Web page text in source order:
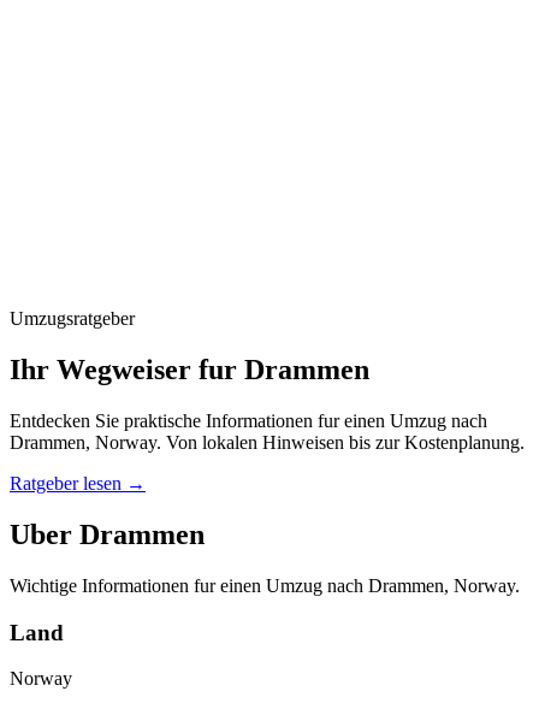
Umzugsratgeber
Ihr Wegweiser fur Drammen
Entdecken Sie praktische Informationen fur einen Umzug nach
Drammen, Norway. Von lokalen Hinweisen bis zur Kostenplanung.
Ratgeber lesen →
Uber Drammen
Wichtige Informationen fur einen Umzug nach Drammen, Norway.
Land
Norway